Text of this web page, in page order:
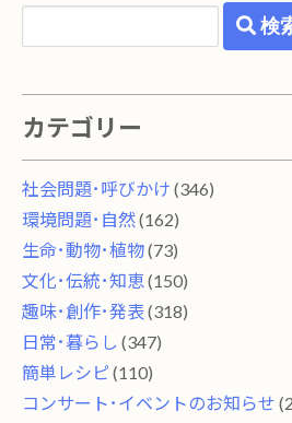
検
カテゴリー
社会問題･呼びかけ (346)
環境問題･自然(162)
生命･動物･植物(73)
文化･伝統･知恵 (150)
趣味･創作･発表(318)
日常･暮らし (347)
簡単レシピ (110)
コンサート･イベントのお知らせ